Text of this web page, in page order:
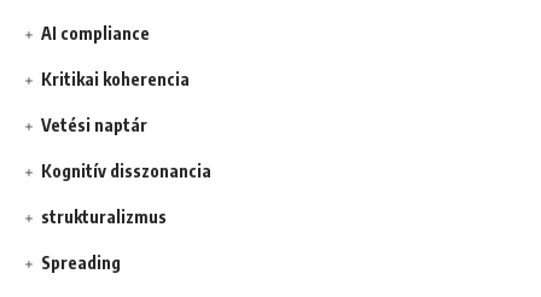
AI compliance
Kritikai koherencia
Vetési naptár
Kognitív disszonancia
strukturalizmus
Spreading